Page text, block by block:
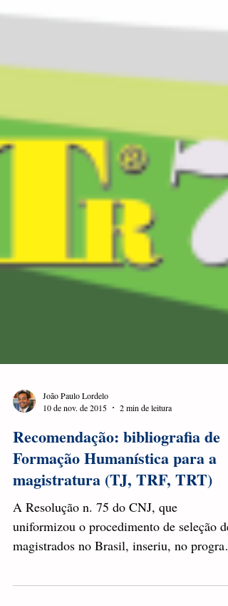
João Paulo Lordelo
10 de nov. de 2015
2 min de leitura
Recomendação: bibliografia de
Formação Humanística para a
magistratura (TJ, TRF, TRT)
A Resolução n. 75 do CNJ, que